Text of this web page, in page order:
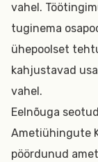
vahel.
tuginema
ühepoolset
kahjustavad
vahel.
Eelnõuga
Ametiühingute
pöördunud